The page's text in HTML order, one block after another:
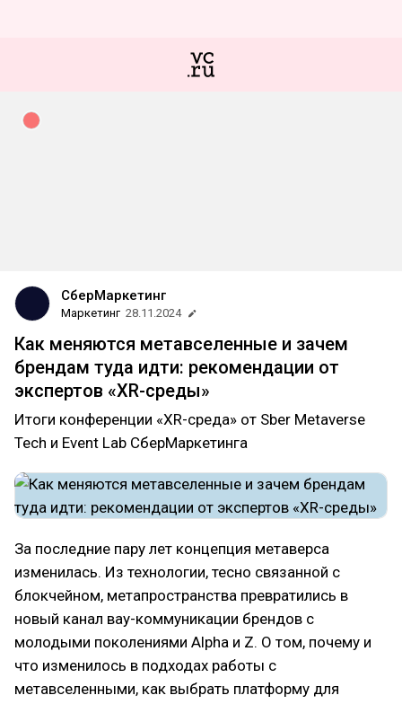
СберМаркетинг
Маркетинг 28.11.2024
Как меняются метавселенные и зачем
брендам туда идти: рекомендации от
экспертов «XR-среды»
Итоги конференции «XR-среда» от Sber Metaverse
Tech и Event Lab СберМаркетинга
За последние пару лет концепция метаверса
изменилась. Из технологии, тесно связанной с
блокчейном, метапространства превратились в
новый канал вау-коммуникации брендов с
молодыми поколениями Alpha и Z. О том, почему и
что изменилось в подходах работы с
метавселенными, как выбрать платформу для